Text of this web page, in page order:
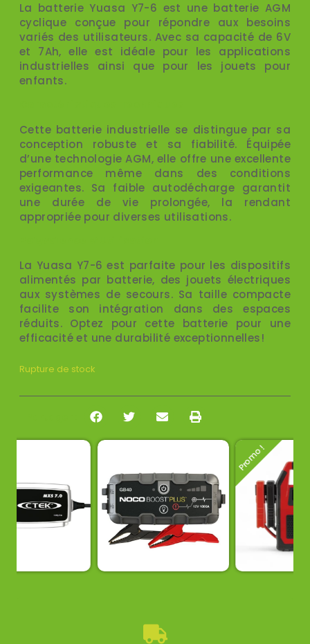
La batterie Yuasa Y7-6 est une batterie AGM
cyclique conçue pour répondre aux besoins
variés des utilisateurs. Avec sa capacité de 6V
et 7Ah, elle est idéale pour les applications
industrielles ainsi que pour les jouets pour
enfants.
Cette batterie industrielle se distingue par sa
conception robuste et sa fiabilité. Équipée
d’une technologie AGM, elle offre une excellente
performance même dans des conditions
exigeantes. Sa faible autodécharge garantit
une durée de vie prolongée, la rendant
appropriée pour diverses utilisations.
La Yuasa Y7-6 est parfaite pour les dispositifs
alimentés par batterie, des jouets électriques
aux systèmes de secours. Sa taille compacte
facilite son intégration dans des espaces
réduits. Optez pour cette batterie pour une
efficacité et une durabilité exceptionnelles!
Rupture de stock
Promo !